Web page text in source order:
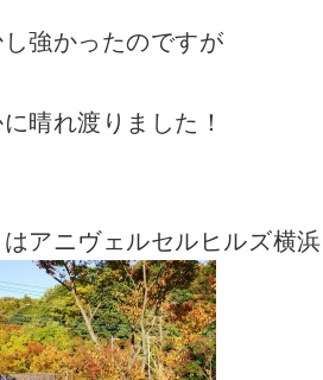
し強かったのですが
晴れ渡りました！
はアニヴェルセルヒルズ横